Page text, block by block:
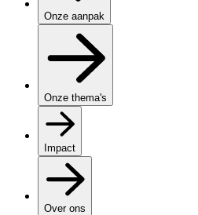
Onze aanpak
Onze thema's
Impact
Over ons